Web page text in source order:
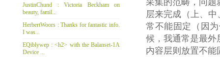
JustinChund : Victoria Beckham on
beauty, famil...
HerbertWoors : Thanks for fantastic info.
I was...
EQiblywep : <h2> with the Balanset-1A
Device ...
层来完成（上、
常不能固定（因
候，我通常是最外
内容层则放置不